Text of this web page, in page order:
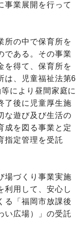
事業展開を行って
所の中で保育所を
である。その事業
を得て、保育所を
は、児童福祉法第6
により昼間家庭に
了後に児童厚生施
な遊び及び生活の
成を図る事業と定
指定管理を受託
場づくり事業実施
利用して、安心し
る「福岡市放課後
い広場）」の受託